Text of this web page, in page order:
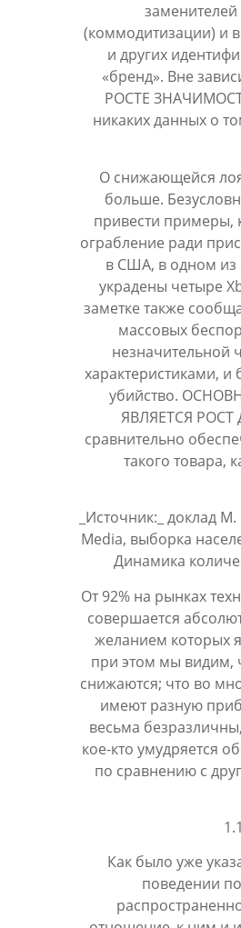
(коммодитизации) и
и других
«бренд». Вне
РОСТЕ
никаких данных о
О снижающейся
больше.
привести примеры,
ограбление ради
в США, в одном из
украдены четыре
заметке также
массовых
незначительной
характеристиками,
убийство.
ЯВЛЯЕТСЯ РОСТ
сравнительно
такого товара,
_Источник:_ доклад
Media, выборка
Динамика
От 92% на рынках
совершается
желанием которых
при этом мы видим,
снижаются; что во
имеют разную
весьма
кое-кто умудряется
по сравнению с
Как было уже
поведении